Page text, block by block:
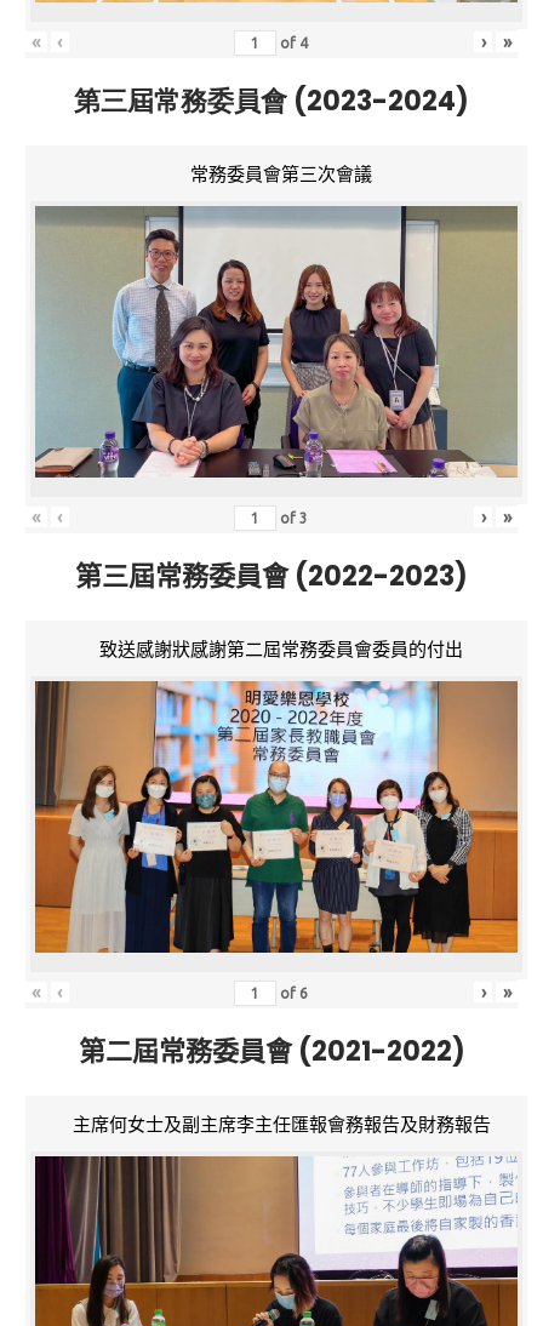
« ‹ of 4 › »
第三屆常務委員會 (2023-2024)
常務委員會第三次會議
« ‹ of3 › »
第三屆常務委員會 (2022-2023)
致送感謝狀感謝第二屆常務委員會委員的付出
« ‹ of 6 › »
第二屆常務委員會 (2021-2022)
主席何女士及副主席李主任匯報會務報告及財務報告